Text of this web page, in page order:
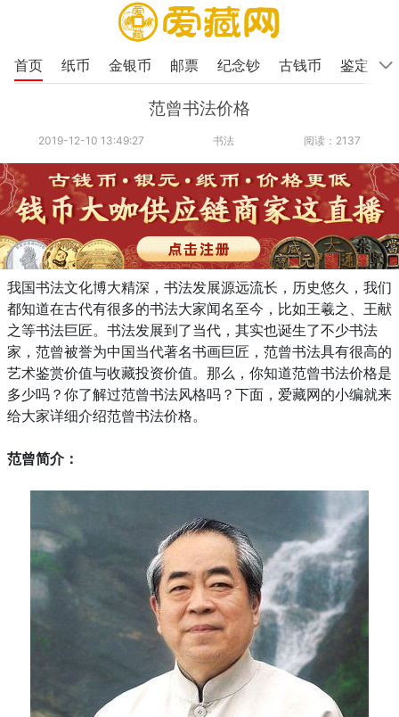
首页 纸币 金银币 邮票 纪念钞 古钱币 鉴定
范曾书法价格
2019-12-10 13:49:27 书法 阅读：2137
我国书法文化博大精深，书法发展源远流长，历史悠久，我们
都知道在古代有很多的书法大家闻名至今，比如王羲之、王献
之等书法巨匠。书法发展到了当代，其实也诞生了不少书法
家，范曾被誉为中国当代著名书画巨匠，范曾书法具有很高的
艺术鉴赏价值与收藏投资价值。那么，你知道范曾书法价格是
多少吗？你了解过范曾书法风格吗？下面，爱藏网的小编就来
给大家详细介绍范曾书法价格。
范曾简介：